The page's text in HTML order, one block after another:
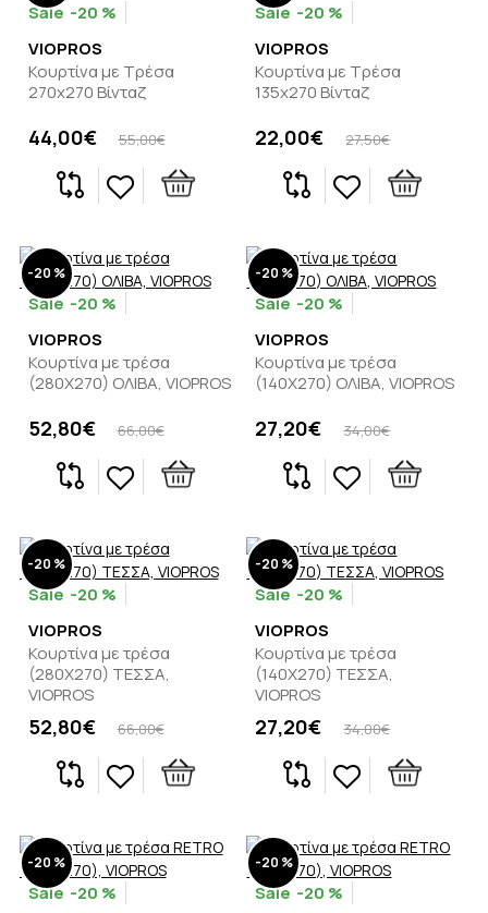
-20 %
VIOPROS
Κουρτίνα με Τρέσα
270x270 Βίνταζ
55,00€
44,00€
-20 %
VIOPROS
Κουρτίνα με Τρέσα
135x270 Βίνταζ
27,50€
22,00€
-20 %
-20 %
VIOPROS
Κουρτίνα με τρέσα
(280Χ270) ΟΛΙΒΑ, VIOPROS
66,00€
52,80€
-20 %
-20 %
VIOPROS
Κουρτίνα με τρέσα
(140Χ270) ΟΛΙΒΑ, VIOPROS
34,00€
27,20€
-20 %
-20 %
VIOPROS
Κουρτίνα με τρέσα
(280Χ270) ΤΕΣΣΑ,
VIOPROS
66,00€
52,80€
-20 %
-20 %
VIOPROS
Κουρτίνα με τρέσα
(140Χ270) ΤΕΣΣΑ,
VIOPROS
34,00€
27,20€
-20 %
-20 %
-20 %
-20 %